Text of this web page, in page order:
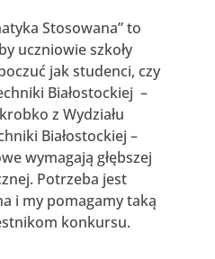
Stosowana” to
uczniowie szkoły
jak studenci, czy
Białostockiej –
z Wydziału
Białostockiej –
wymagają głębszej
Potrzeba jest
i my pomagamy taką
konkursu.